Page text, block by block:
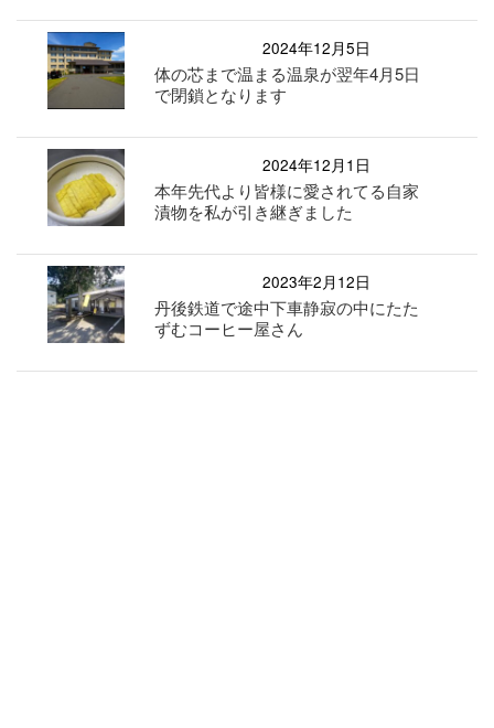
2024年12月5日
体の芯まで温まる温泉が翌年4月5日
で閉鎖となります
2024年12月1日
本年先代より皆様に愛されてる自家
漬物を私が引き継ぎました
2023年2月12日
丹後鉄道で途中下車静寂の中にたた
ずむコーヒー屋さん